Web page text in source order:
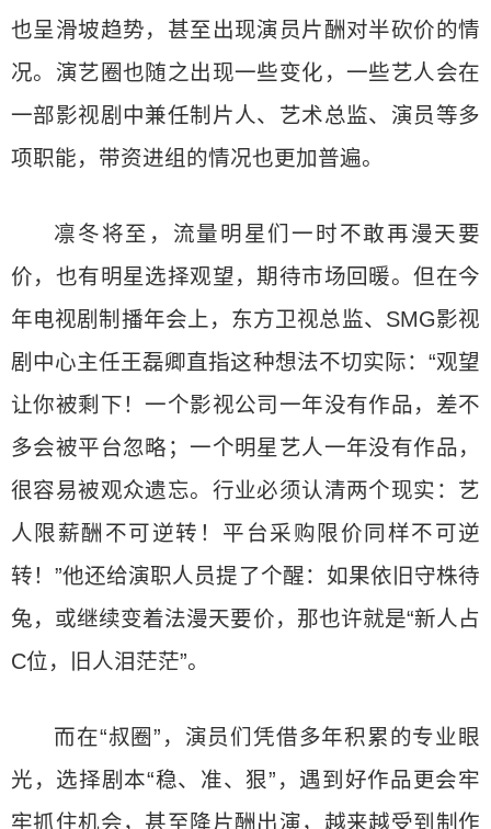
也呈滑坡趋势，甚至出现演员片酬对半砍价的情
况。演艺圈也随之出现一些变化，一些艺人会在
一部影视剧中兼任制片人、艺术总监、演员等多
项职能，带资进组的情况也更加普遍。
凛冬将至，流量明星们一时不敢再漫天要
价，也有明星选择观望，期待市场回暖。但在今
年电视剧制播年会上，东方卫视总监、SMG影视
剧中心主任王磊卿直指这种想法不切实际：“观望
让你被剩下！一个影视公司一年没有作品，差不
多会被平台忽略；一个明星艺人一年没有作品，
很容易被观众遗忘。行业必须认清两个现实：艺
人限薪酬不可逆转！平台采购限价同样不可逆
转！”他还给演职人员提了个醒：如果依旧守株待
兔，或继续变着法漫天要价，那也许就是“新人占
C位，旧人泪茫茫”。
而在“叔圈”，演员们凭借多年积累的专业眼
光，选择剧本“稳、准、狠”，遇到好作品更会牢
牢抓住机会，甚至降片酬出演，越来越受到制作